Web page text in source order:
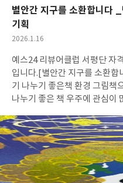
별안간 지구를 소환합니다
기획
작
일
2026.1.16
예스24 리뷰어클럽 서평단 자
입니다. [별안간 지구를 소환합
기 나누기 좋은책 환경 그림책
나누기 좋은 책 우주에 관심이
기에는 글이 많은 편이나 그림
면서 이야기 나누기 좋은 책)
한 우리가 알아야 할 중요한
지구는 제 777차 라니아케아
까? 지구는 한 해동안 많은 사건을 벌였는데,